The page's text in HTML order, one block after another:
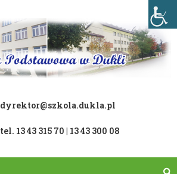
dyrektor@szkola.dukla.pl
tel. 13 43 315 70 | 13 43 300 08